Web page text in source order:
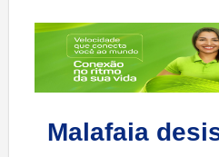
Malafaia